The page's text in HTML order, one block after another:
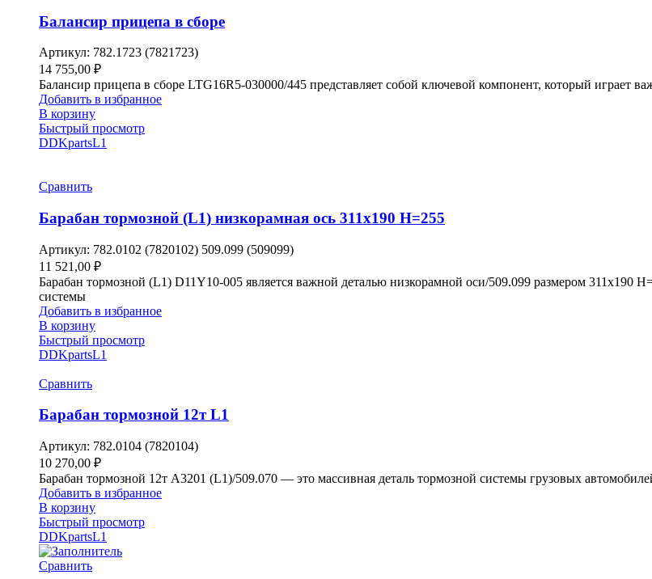
Балансир прицепа в сборе
Артикул: 782.1723 (7821723)
14 755,00 ₽
Балансир прицепа в сборе LTG16R5-030000/445 представляет собой ключевой компонент, который играет
Добавить в избранное
В корзину
Быстрый просмотр
DDKpartsL1
Сравнить
Барабан тормозной (L1) низкорамная ось 311х190 H=255
Артикул: 782.0102 (7820102) 509.099 (509099)
11 521,00 ₽
Барабан тормозной (L1) D11Y10-005 является важной деталью низкорамной оси/509.099 размером 311х190
системы
Добавить в избранное
В корзину
Быстрый просмотр
DDKpartsL1
Сравнить
Барабан тормозной 12т L1
Артикул: 782.0104 (7820104)
10 270,00 ₽
Барабан тормозной 12т A3201 (L1)/509.070 — это массивная деталь тормозной системы грузовых
Добавить в избранное
В корзину
Быстрый просмотр
DDKpartsL1
Сравнить